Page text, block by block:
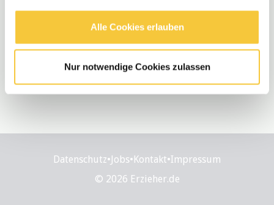
Alle Cookies erlauben
Nur notwendige Cookies zulassen
Datenschutz•Jobs•Kontakt•Impressum
© 2026 Erzieher.de